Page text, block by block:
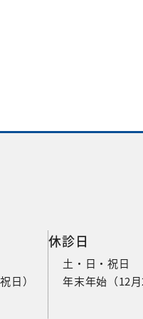
日）
休診日
土・日・祝日
年末年始（12月